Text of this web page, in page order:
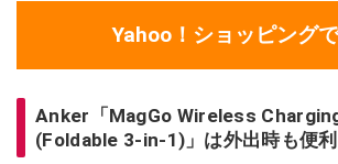
Yahoo！ショッピング
Anker「MagGo Wireless
(Foldable 3-in-1)」は外出時も便利